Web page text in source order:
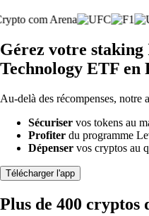
Gérez votre staking
Technology ETF en
Au-delà des récompenses, notre
Sécuriser vos tokens au
Profiter du programme
Dépenser vos cryptos au
Télécharger l'app
Plus de 400 cryptos